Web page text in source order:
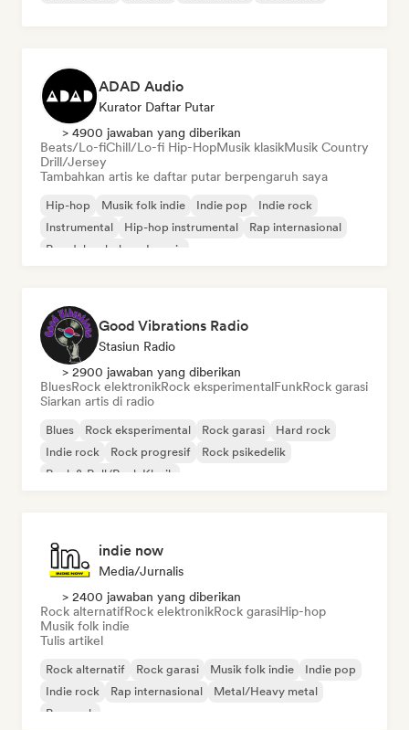
ADAD Audio
Kurator Daftar Putar
> 4900 jawaban yang diberikan
Beats/Lo-fiChill/Lo-fi Hip-HopMusik klasikMusik Country
Drill/Jersey
Tambahkan artis ke daftar putar berpengaruh saya
Hip-hop Musik folk indie Indie pop
Indie rock
Instrumental
Hip-hop instrumental
Rap internasional
Rap dalam bahasa Inggris
Good Vibrations Radio
Stasiun Radio
> 2900 jawaban yang diberikan
BluesRock elektronikRock eksperimentalFunkRock garasi
Siarkan artis di radio
Blues Rock eksperimental Rock garasi
Hard rock
Indie rock
Rock progresif
Rock psikedelik
Rock & Roll/Rock Klasik
indie now
Media/Jurnalis
> 2400 jawaban yang diberikan
Rock alternatifRock elektronikRock garasiHip-hop
Musik folk indie
Tulis artikel
Rock alternatif Rock garasi Musik folk indie
Indie pop
Indie rock
Rap internasional
Metal/Heavy metal
Pop rock